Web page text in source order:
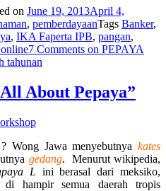
on June 19, 2013April 4,
, pemberdayaanTags Banker,
, IKA Faperta IPB, pangan,
7 Comments on PEPAYA
tahunan
About Pepaya”
? Wong Jawa menyebutnya kates
gedang. Menurut wikipedia,
L ini berasal dari meksiko,
di hampir semua daerah tropis